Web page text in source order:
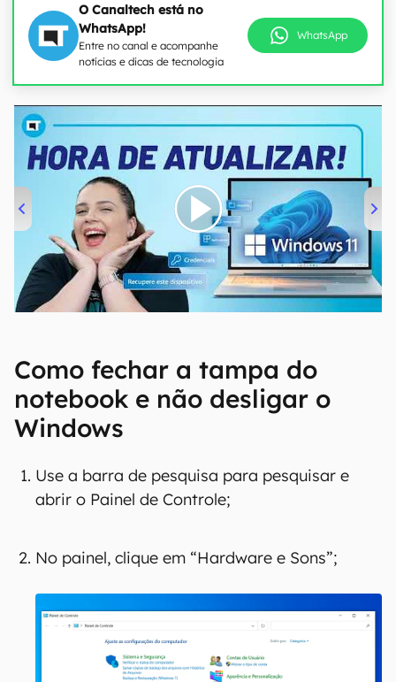
O Canaltech está no
WhatsApp!
Entre no canal e acompanhe
notícias e dicas de tecnologia
WhatsApp
00:00 04:52
Como fechar a tampa do
notebook e não desligar o
Windows
Use a barra de pesquisa para pesquisar e
abrir o Painel de Controle;
No painel, clique em “Hardware e Sons”;